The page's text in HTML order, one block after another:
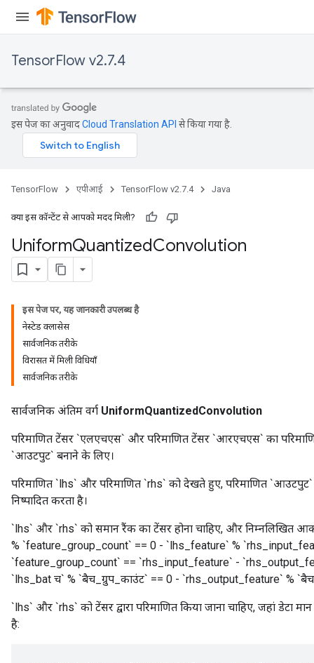
TensorFlow v2.7.4
इस पेज का अनुवादCloud Translation API से किया गया है.
TensorFlow एपीआई TensorFlow v2.7.4 Java
क्या इस कॉन्टेंट से आपको मदद मिली?
UniformQuantizedConvolution
इस पेज पर, यह जानकारी उपलब्ध है
नेस्टेड क्लासेस
सार्वजनिक तरीके
विरासत में मिली विधियाँ
सार्वजनिक तरीके
सार्वजनिक अंतिम वर्ग UniformQuantizedConvolution
परिमाणित टेंसर `एलएचएस` और परिमाणित टेंसर `आरएचएस` का
`आउटपुट` बनाने के लिए।
परिमाणित `lhs` और परिमाणित `rhs` को देखते हुए, परिमाणित
निष्पादित करता है।
`lhs` और `rhs` को समान रैंक का टेंसर होना चाहिए, और निम्नलिखित
% `feature_group_count` == 0 - `lhs_feature` %
`feature_group_count` == `rhs_input_feature` -
`lhs_bat च` % `बैच_ग्रुप_काउंट` == 0 - `rhs_output_feature` %
`lhs` और `rhs` को टेंसर द्वारा परिमाणित किया जाना चाहिए, जहां डेटा
है: